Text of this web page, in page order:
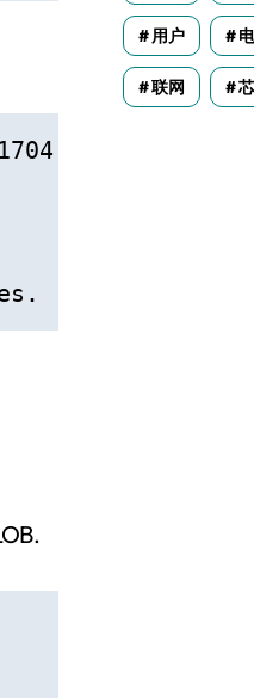
string
用户
联网